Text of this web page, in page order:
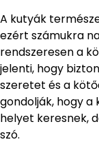
A kutyák
ezért számukra
rendszeresen a
jelenti, hogy
szeretet és a
gondolják, hogy
helyet keresnek,
szó.